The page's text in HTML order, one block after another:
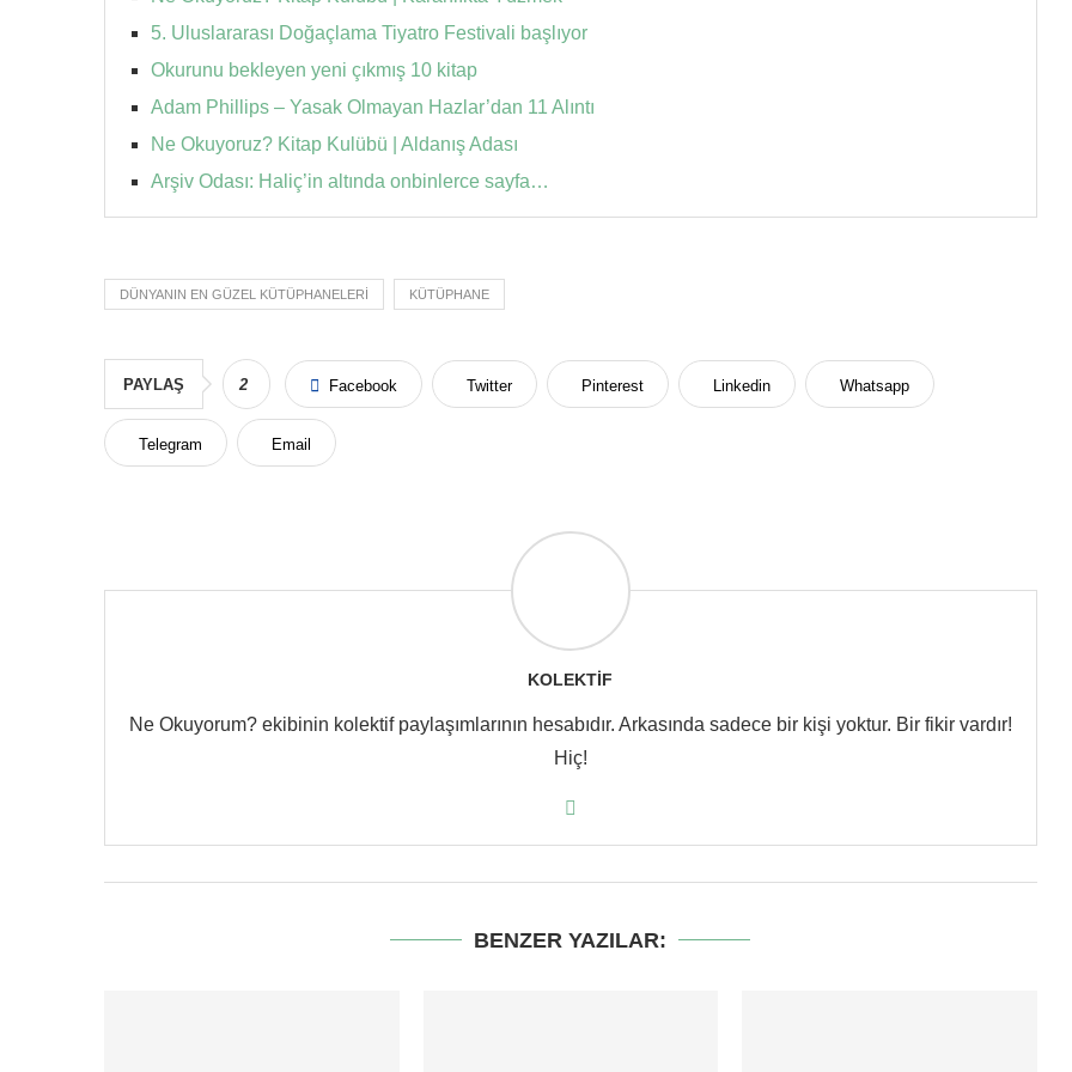
5. Uluslararası Doğaçlama Tiyatro Festivali başlıyor
Okurunu bekleyen yeni çıkmış 10 kitap
Adam Phillips – Yasak Olmayan Hazlar’dan 11 Alıntı
Ne Okuyoruz? Kitap Kulübü | Aldanış Adası
Arşiv Odası: Haliç’in altında onbinlerce sayfa…
DÜNYANIN EN GÜZEL KÜTÜPHANELERI KÜTÜPHANE
PAYLAŞ 2 Facebook Twitter Pinterest Linkedin Whatsapp
Telegram Email
KOLEKTIF
Ne Okuyorum? ekibinin kolektif paylaşımlarının hesabıdır. Arkasında sadece bir kişi yoktur. Bir fikir vardır!
Hiç!
BENZER YAZILAR: